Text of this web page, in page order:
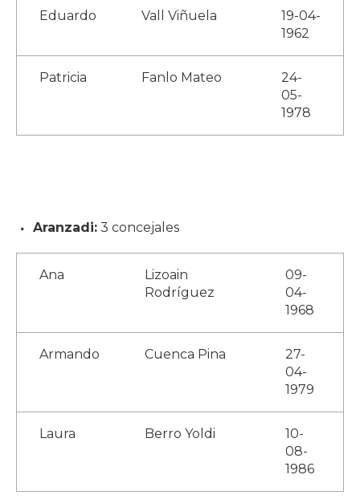
Eduardo Vall Viñuela
19-04-
1962
Patricia Fanlo Mateo
24-
05-
1978
Aranzadi: 3 concejales
Ana
Lizoain
Rodríguez
09-
04-
1968
Armando Cuenca Pina
27-
04-
1979
Laura Berro Yoldi
10-
08-
1986